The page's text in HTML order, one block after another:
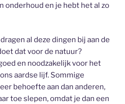
onderhoud en je hebt het al zo
al deze dingen bij aan de
dat voor de natuur?
en noodzakelijk voor het
aardse lijf. Sommige
behoefte aan dan anderen,
toe slepen, omdat je dan een